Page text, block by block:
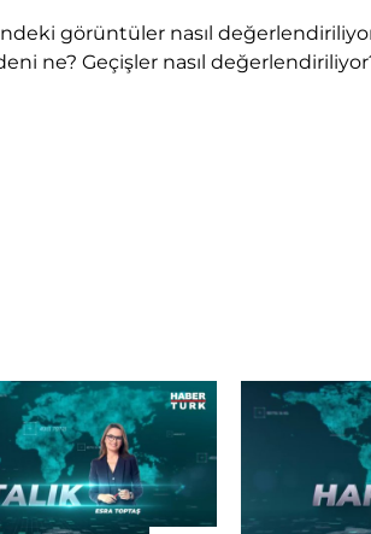
görüntüler nasıl
ne? Geçişler nasıl